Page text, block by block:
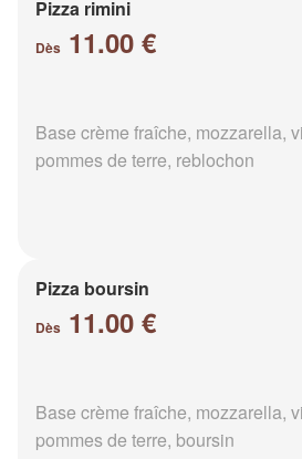
Pizza rimini
Dès 11.00 €
Base crème fraîche, mozzarella,
pommes de terre, reblochon
Pizza boursin
Dès 11.00 €
Base crème fraîche, mozzarella,
pommes de terre, boursin